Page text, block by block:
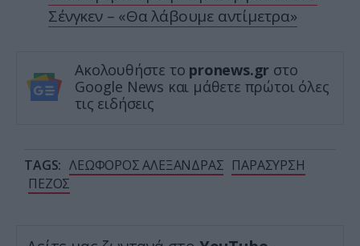
Σένγκεν – «Θα λάβουμε αντίμετρα»
Ακολουθήστε το pronews.gr στο
Google News και μάθετε πρώτοι όλες
τις ειδήσεις
TAGS: ΛΕΩΦΟΡΟΣ ΑΛΕΞΑΝΔΡΑΣ ΠΑΡΑΣΥΡΣΗ
ΠΕΖΟΣ